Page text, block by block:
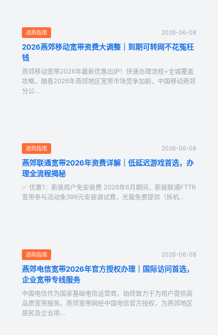
选购指南 2026-06-08
2026燕郊移动宽带资费大调整｜到期可转网不花冤枉
钱
燕郊移动宽带2026年最新优惠出炉！快速办理流程+全城覆盖
攻略，随着2026年燕郊地区宽带市场竞争加剧，中国移动燕郊
分公...
选购指南 2026-06-08
燕郊联通宽带2026年资费详解｜低延迟游戏首选，办
理全流程揭秘
✅ 优惠1：新装用户免安装费 2026年6月期间，新装联通FTTR
宽带参与活动免399元安装调试费，光猫免费提供（拆机...
选购指南 2026-06-08
燕郊电信宽带2026年官方授权办理｜国际访问首选，
企业宽带专线服务
中国电信作为国家基础电信运营商，始终致力于为用户提供高
品质宽带服务。燕郊宽带网经中国电信官方授权，为燕郊地区
居民及企业用...